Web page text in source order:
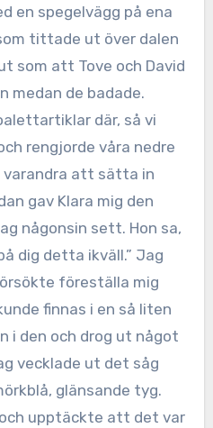
en spegelvägg på ena
tittade ut över dalen
som att Tove och David
medan de badade.
där, så vi
rengjorde våra nedre
varandra att sätta in
gav Klara mig den
någonsin sett. Hon sa,
dig detta ikväll.” Jag
föreställa mig
finnas i en så liten
i den och drog ut något
vecklade ut det såg
glänsande tyg.
upptäckte att det var